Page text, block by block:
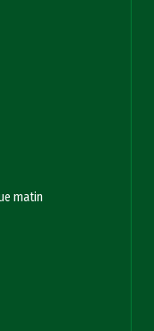
matin